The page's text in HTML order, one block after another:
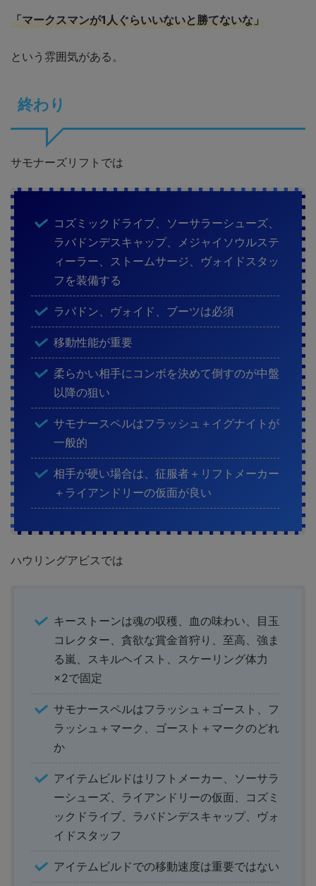
「マークスマンが1人ぐらいいないと勝てないな」
という雰囲気がある。
終わり
サモナーズリフトでは
コズミックドライブ、ソーサラーシューズ、
ラバドンデスキャップ、メジャイソウルステ
ィーラー、ストームサージ、ヴォイドスタッ
フを装備する
ラバドン、ヴォイド、ブーツは必須
移動性能が重要
柔らかい相手にコンボを決めて倒すのが中盤
以降の狙い
サモナースペルはフラッシュ＋イグナイトが
一般的
相手が硬い場合は、征服者＋リフトメーカー
＋ライアンドリーの仮面が良い
ハウリングアビスでは
キーストーンは魂の収穫、血の味わい、目玉
コレクター、貪欲な賞金首狩り、至高、強ま
る嵐、スキルヘイスト、スケーリング体力
×2で固定
サモナースペルはフラッシュ＋ゴースト、フ
ラッシュ＋マーク、ゴースト＋マークのどれ
か
アイテムビルドはリフトメーカー、ソーサラ
ーシューズ、ライアンドリーの仮面、コズミ
ックドライブ、ラバドンデスキャップ、ヴォ
イドスタッフ
アイテムビルドでの移動速度は重要ではない